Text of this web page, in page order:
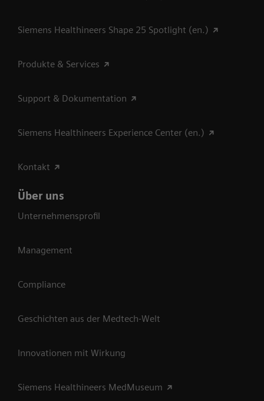
Siemens Healthineers Shape 25 Spotlight (en.)
Produkte & Services
Support & Dokumentation
Siemens Healthineers Experience Center (en.)
Kontakt
Über uns
Unternehmensprofil
Management
Compliance
Geschichten aus der Medtech-Welt
Innovationen mit Wirkung
Siemens Healthineers MedMuseum